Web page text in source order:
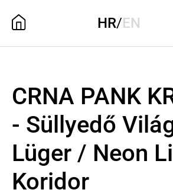
HR/EN
CRNA PANK
- Süllyedő
Lüger / Neon
Koridor